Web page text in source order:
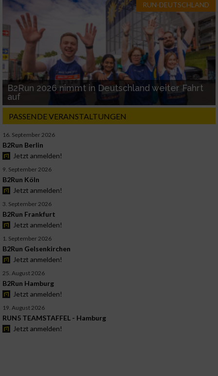
RUN-DEUTSCHLAND
B2Run 2026 nimmt in Deutschland weiter Fahrt
auf
PASSENDE VERANSTALTUNGEN
16. September 2026
B2Run Berlin
Jetzt anmelden!
9. September 2026
B2Run Köln
Jetzt anmelden!
3. September 2026
B2Run Frankfurt
Jetzt anmelden!
1. September 2026
B2Run Gelsenkirchen
Jetzt anmelden!
25. August 2026
B2Run Hamburg
Jetzt anmelden!
19. August 2026
RUN5 TEAMSTAFFEL - Hamburg
Jetzt anmelden!